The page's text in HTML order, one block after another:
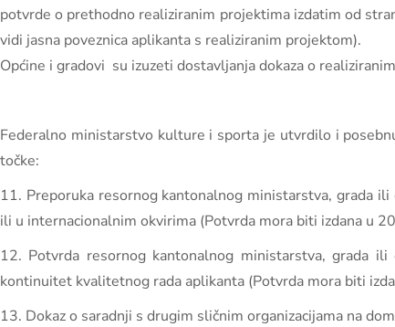
potvrde o prethodno realiziranim projektima izdatim od
vidi jasna poveznica aplikanta s realiziranim projektom).
Općine i gradovi su izuzeti dostavljanja dokaza o
Federalno ministarstvo kulture i sporta je utvrdilo i
točke:
11. Preporuka resornog kantonalnog ministarstva, grada
ili u internacionalnim okvirima (Potvrda mora biti izdana u
12. Potvrda resornog kantonalnog ministarstva, grada
kontinuitet kvalitetnog rada aplikanta (Potvrda mora biti
13. Dokaz o saradnji s drugim sličnim organizacijama na